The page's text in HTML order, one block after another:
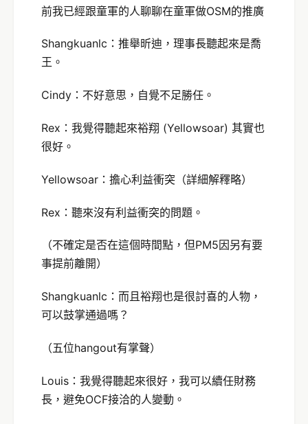
前我已經跟童軍的人聊聊在童軍做OSM的推廣
Shangkuanlc：推舉昕迪，理事長聽起來是喬
王。
Cindy：不好意思，自覺不足勝任。
Rex：我覺得聽起來裕翔 (Yellowsoar) 其實也
很好。
Yellowsoar：擔心利益衝突（詳細解釋略）
Rex：聽來沒有利益衝突的問題。
（不確定是否在這個時間點，但PM5因另有要
事提前離開）
Shangkuanlc：而且裕翔也是很討喜的人物，
可以鼓掌通過嗎？
（五位hangout有掌聲）
Louis：我覺得聽起來很好，我可以續任財務
長，避免OCF接洽的人變動。